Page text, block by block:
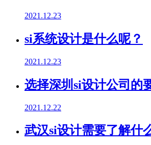
2021.12.23
si系统设计是什么呢？
2021.12.23
选择深圳si设计公司的
2021.12.22
武汉si设计需要了解什